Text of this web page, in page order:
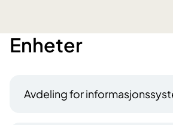
Enheter
Avdeling for